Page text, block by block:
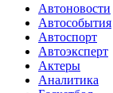
Автоновости
Автособытия
Автоспорт
Автоэксперт
Актеры
Аналитика